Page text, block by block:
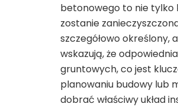
betonowego to nie tylko
zostanie
szczegółowo
wskazują, że
gruntowych, co jest
planowaniu budowy lub
dobrać właściwy układ